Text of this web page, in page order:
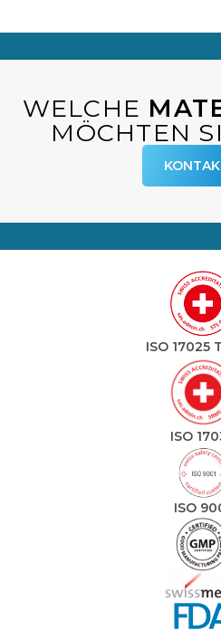
WELCHE
MÖCHTEN
ISO 17025
ISO
ISO